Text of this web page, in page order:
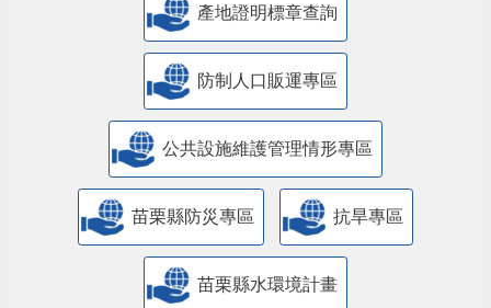
產地證明標章查詢
防制人口販運專區
​公共設施維護管理情形專區
苗栗縣防災專區 抗旱專區
苗栗縣水環境計畫